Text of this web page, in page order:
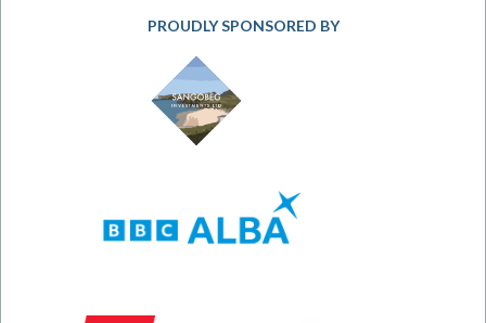
PROUDLY SPONSORED BY